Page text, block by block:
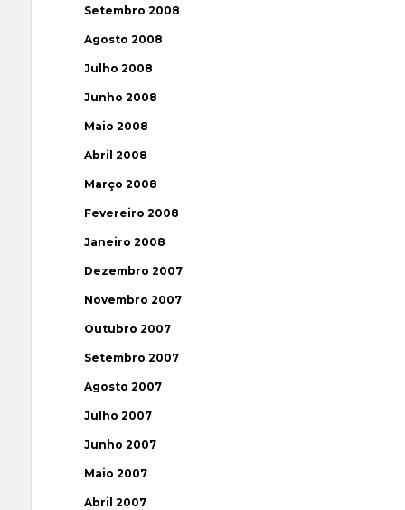
Setembro 2008
Agosto 2008
Julho 2008
Junho 2008
Maio 2008
Abril 2008
Março 2008
Fevereiro 2008
Janeiro 2008
Dezembro 2007
Novembro 2007
Outubro 2007
Setembro 2007
Agosto 2007
Julho 2007
Junho 2007
Maio 2007
Abril 2007